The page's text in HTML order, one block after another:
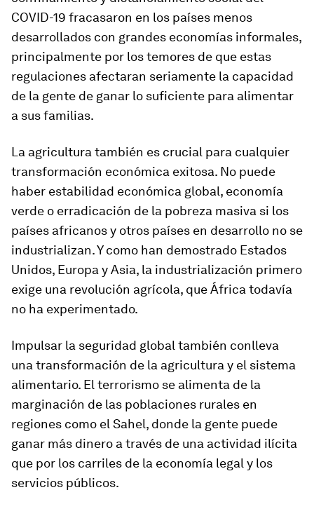
COVID-19 fracasaron en los países menos
desarrollados con grandes economías informales,
principalmente por los temores de que estas
regulaciones afectaran seriamente la capacidad
de la gente de ganar lo suficiente para alimentar
a sus familias.
La agricultura también es crucial para cualquier
transformación económica exitosa. No puede
haber estabilidad económica global, economía
verde o erradicación de la pobreza masiva si los
países africanos y otros países en desarrollo no se
industrializan. Y como han demostrado Estados
Unidos, Europa y Asia, la industrialización primero
exige una revolución agrícola, que África todavía
no ha experimentado.
Impulsar la seguridad global también conlleva
una transformación de la agricultura y el sistema
alimentario. El terrorismo se alimenta de la
marginación de las poblaciones rurales en
regiones como el Sahel, donde la gente puede
ganar más dinero a través de una actividad ilícita
que por los carriles de la economía legal y los
servicios públicos.